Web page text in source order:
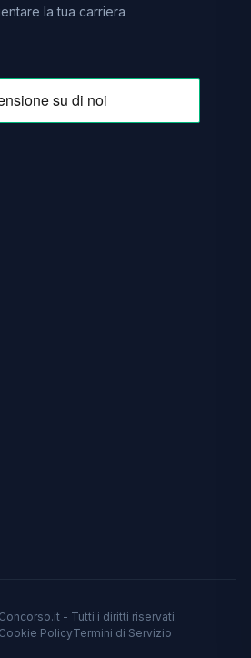
la tua carriera
- Tutti i diritti riservati.
Cookie PolicyTermini di Servizio